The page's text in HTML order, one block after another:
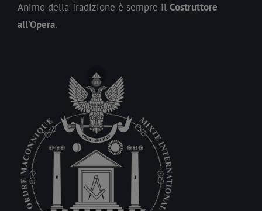
Animo della Tradizione è sempre il Costruttore
all’Opera.